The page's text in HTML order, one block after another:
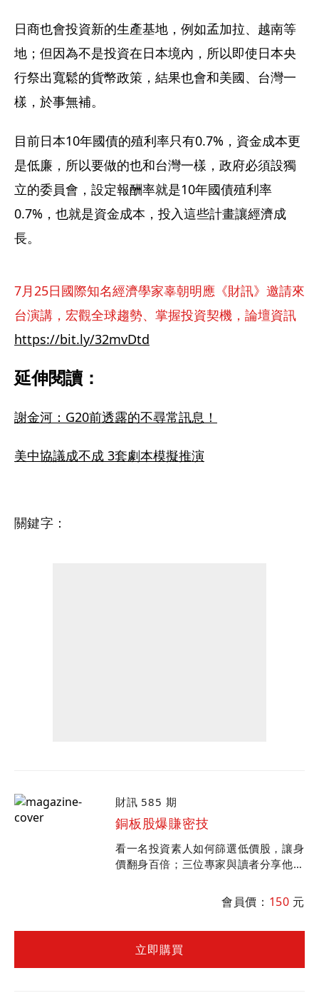
日商也會投資新的生產基地，例如孟加拉、越南等
地；但因為不是投資在日本境內，所以即使日本央
行祭出寬鬆的貨幣政策，結果也會和美國、台灣一
樣，於事無補。
目前日本10年國債的殖利率只有0.7%，資金成本更
是低廉，所以要做的也和台灣一樣，政府必須設獨
立的委員會，設定報酬率就是10年國債殖利率
0.7%，也就是資金成本，投入這些計畫讓經濟成
長。
7月25日國際知名經濟學家辜朝明應《財訊》邀請來
台演講，宏觀全球趨勢、掌握投資契機，論壇資訊
https://bit.ly/32mvDtd
延伸閱讀：
謝金河：G20前透露的不尋常訊息！
美中協議成不成 3套劇本模擬推演
關鍵字：
財訊 585 期
銅板股爆賺密技
看一名投資素人如何篩選低價股，讓身
價翻身百倍；三位專家與讀者分享他們
時嚴選當下最適合進場的投資標的。
會員價： 150 元
立即購買